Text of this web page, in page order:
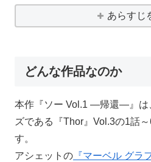
あらすじ
どんな作品なのか
本作『ソー Vol.1 ―帰還―』は
ズである『Thor』Vol.3の1話
す。
アシェットの 『マーベル グラ